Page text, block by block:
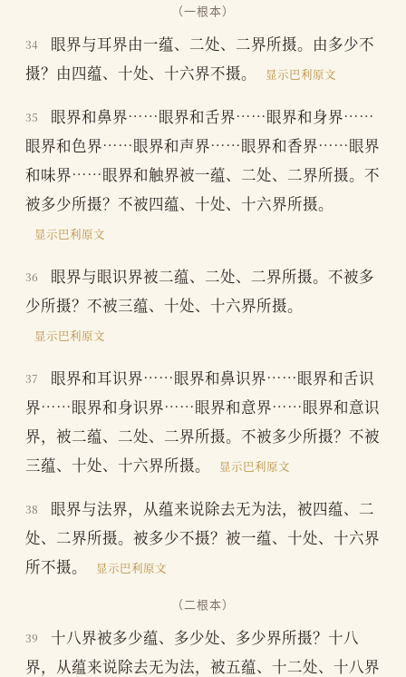
（一根本）
34
眼界与耳界由一蕴、二处、二界所摄。由多少不
摄？由四蕴、十处、十六界不摄。
显示巴利原文
35
眼界和鼻界……眼界和舌界……眼界和身界……
眼界和色界……眼界和声界……眼界和香界……眼界
和味界……眼界和触界被一蕴、二处、二界所摄。不
被多少所摄？不被四蕴、十处、十六界所摄。
显示巴利原文
36
眼界与眼识界被二蕴、二处、二界所摄。不被多
少所摄？不被三蕴、十处、十六界所摄。
显示巴利原文
37
眼界和耳识界……眼界和鼻识界……眼界和舌识
界……眼界和身识界……眼界和意界……眼界和意识
界，被二蕴、二处、二界所摄。不被多少所摄？不被
三蕴、十处、十六界所摄。
显示巴利原文
38
眼界与法界，从蕴来说除去无为法，被四蕴、二
处、二界所摄。被多少不摄？被一蕴、十处、十六界
所不摄。
显示巴利原文
（二根本）
39
十八界被多少蕴、多少处、多少界所摄？十八
界，从蕴来说除去无为法，被五蕴、十二处、十八界